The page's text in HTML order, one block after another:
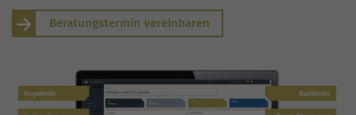
Beratungstermin vereinbaren